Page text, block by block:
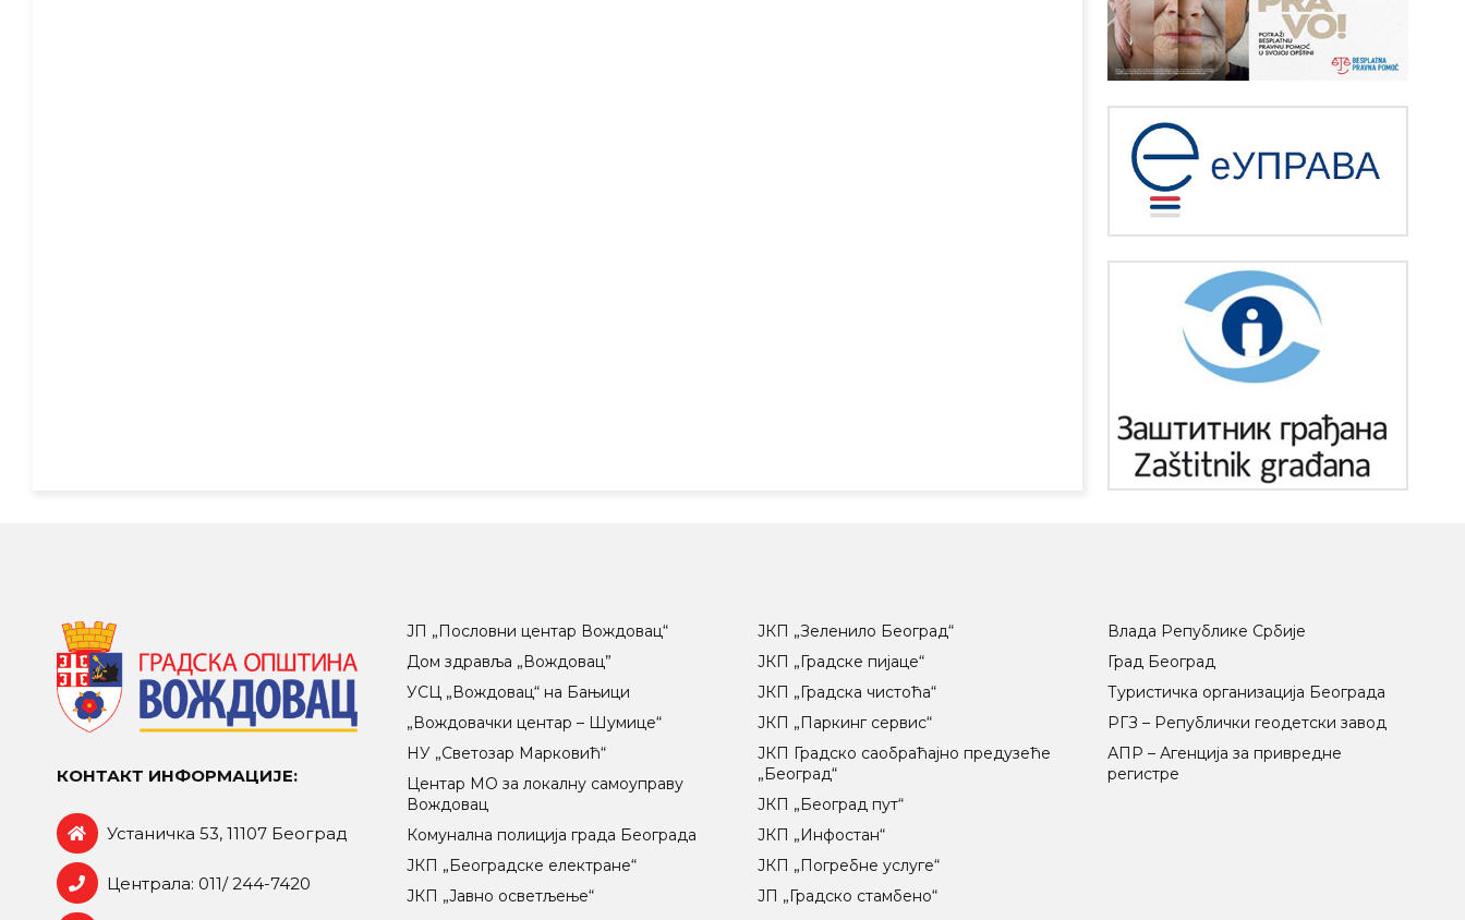
КОНТАКТ ИНФОРМАЦИЈЕ:
Устаничка 53, 11107 Београд
Централа: 011/ 244-7420
ЈП „Пословни центар Вождовац“
Дом здравља „Вождовац”
УСЦ „Вождовац“ на Бањици
„Вождовачки центар – Шумице“
НУ „Светозар Марковић“
Центар МO за локалну самоуправу
Вождовац
Комунална полиција града Београда
ЈКП „Београдске електране“
ЈКП „Јавно осветљење“
ЈКП „Зеленило Београд“
ЈКП „Градске пијаце“
ЈКП „Градска чистоћа“
ЈКП „Паркинг сервис“
ЈКП Градско саобраћајно предузеће
„Београд“
ЈКП „Београд пут“
ЈКП „Инфостан“
ЈКП „Погребне услуге“
ЈП „Градско стамбено“
Влада Републике Србије
Град Београд
Туристичка организација Београда
РГЗ – Републички геодетски завод
АПР – Агенција за привредне
регистре